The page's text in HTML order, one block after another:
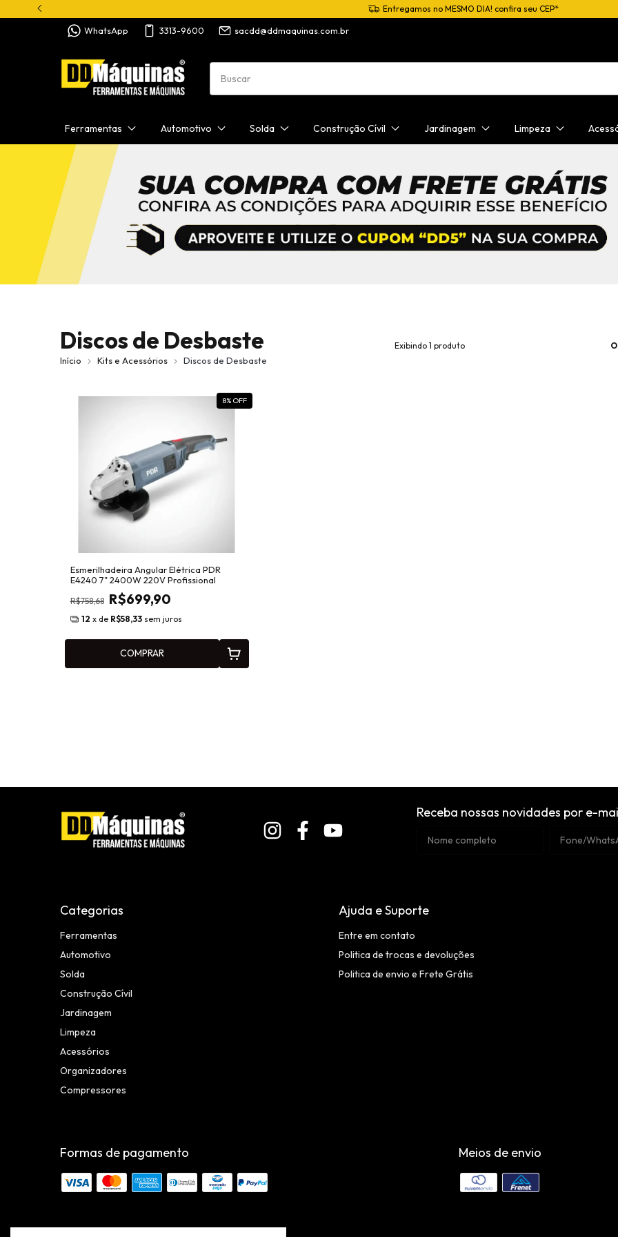
Entregamos no MESMO DIA! confira seu CEP*
WhatsApp 3313-9600 sacdd@ddmaquinas.com.br
Ferramentas Automotivo Solda Construção Cívil Jardinagem Limpeza
Discos de Desbaste
Início Kits e Acessórios Discos de Desbaste
Exibindo 1 produto
8% OFF
Esmerilhadeira Angular Elétrica PDR
E4240 7" 2400W 220V Profissional
R$758,68 R$699,90
12 x de R$58,33 sem juros
COMPRAR
Receba nossas novidades por e-
Categorias
Ferramentas
Automotivo
Solda
Construção Cívil
Jardinagem
Limpeza
Acessórios
Organizadores
Compressores
Ajuda e Suporte
Entre em contato
Politica de trocas e devoluções
Politica de envio e Frete Grátis
Formas de pagamento Meios de envio